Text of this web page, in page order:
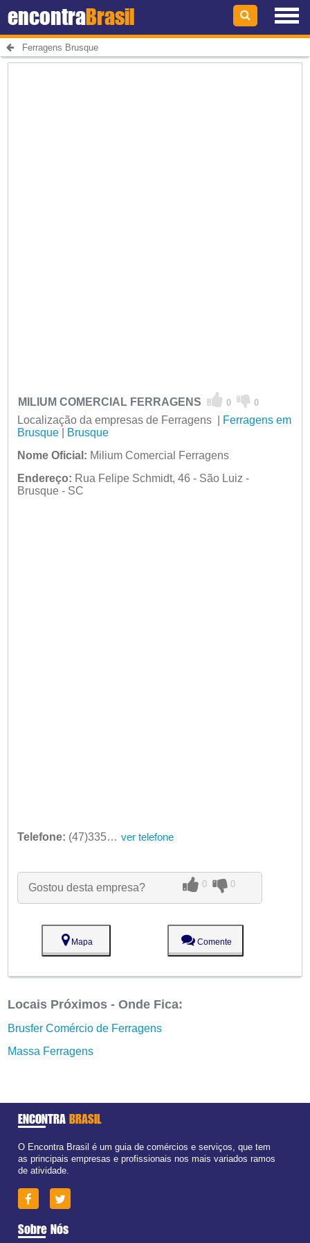
encontraBrasil
Ferragens Brusque
MILIUM COMERCIAL FERRAGENS 0 0
Localização da empresas de Ferragens |
Ferragens em
Brusque|
Brusque
Nome Oficial: Milium Comercial Ferragens
Endereço: Rua Felipe Schmidt, 46 - São Luiz -
Brusque - SC
Telefone: (47)3351-0265 ver telefone
Gostou desta empresa? 0 0
Mapa Comente
Locais Próximos - Onde Fica:
Brusfer Comércio de Ferragens
Massa Ferragens
ENCONTRA BRASIL
O Encontra Brasil é um guia de comércios e serviços, que tem
as principais empresas e profissionais nos mais variados ramos
de atividade.
Sobre Nós